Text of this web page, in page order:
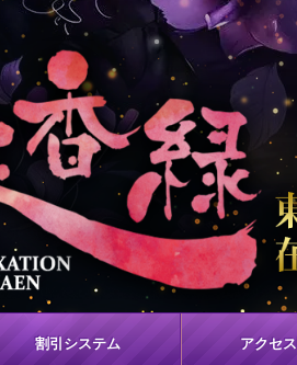
割引 システム アクセス